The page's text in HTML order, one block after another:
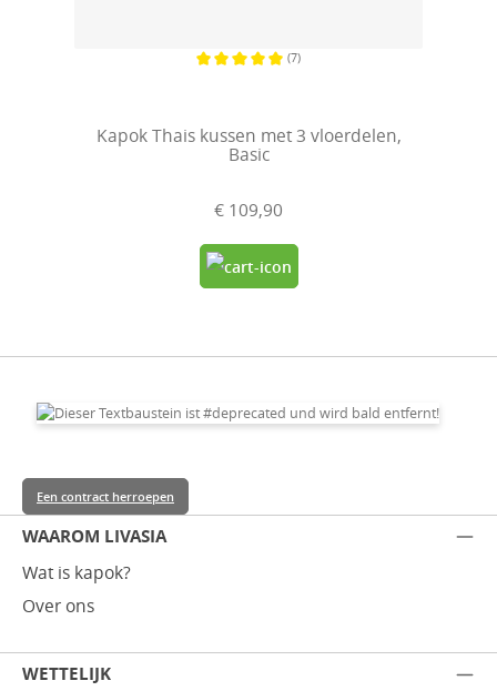
(7)
Kapok Thais kussen met 3 vloerdelen,
Basic
€ 109,90
WAAROM LIVASIA
Wat is kapok?
Over ons
WETTELIJK
Een contract herroepen